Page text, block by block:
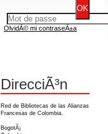
OlvidÃ© mi contraseÃ±a
DirecciÃ³n
Red de Bibliotecas de las Alianzas
Francesas de Colombia.
BogotÃ¡